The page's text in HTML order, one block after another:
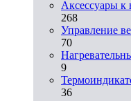
Аксессуары к
268
Управление
70
9
36